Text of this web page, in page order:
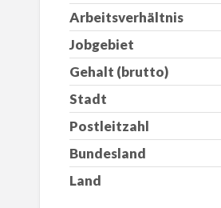
Arbeitsverhältnis
Jobgebiet
Gehalt (brutto)
Stadt
Postleitzahl
Bundesland
Land